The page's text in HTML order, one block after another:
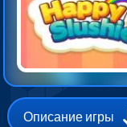
Описание игры